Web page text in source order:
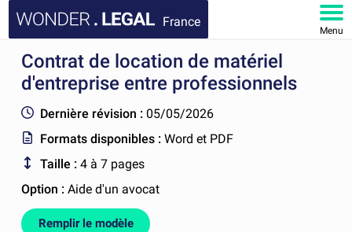
France
Menu
ACCUEIL
FAQ
MON COMPTE
Contrat de location de matériel
d'entreprise entre professionnels
Dernière révision : 05/05/2026
Formats disponibles :Word et PDF
Taille : 4 à 7 pages
Option :Aide d'un avocat
Remplir le modèle